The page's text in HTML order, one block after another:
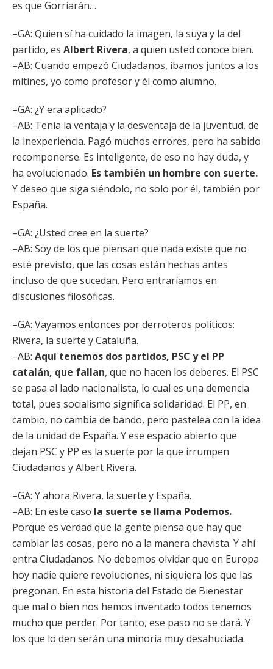
es que Gorriarán…
–GA: Quien sí ha cuidado la imagen, la suya y la del
partido, es Albert Rivera, a quien usted conoce bien.
–AB: Cuando empezó Ciudadanos, íbamos juntos a los
mítines, yo como profesor y él como alumno.
–GA: ¿Y era aplicado?
–AB: Tenía la ventaja y la desventaja de la juventud, de
la inexperiencia. Pagó muchos errores, pero ha sabido
recomponerse. Es inteligente, de eso no hay duda, y
ha evolucionado. Es también un hombre con suerte.
Y deseo que siga siéndolo, no solo por él, también por
España.
–GA: ¿Usted cree en la suerte?
–AB: Soy de los que piensan que nada existe que no
esté previsto, que las cosas están hechas antes
incluso de que sucedan. Pero entraríamos en
discusiones filosóficas.
–GA: Vayamos entonces por derroteros políticos:
Rivera, la suerte y Cataluña.
–AB: Aquí tenemos dos partidos, PSC y el PP
catalán, que fallan, que no hacen los deberes. El PSC
se pasa al lado nacionalista, lo cual es una demencia
total, pues socialismo significa solidaridad. El PP, en
cambio, no cambia de bando, pero pastelea con la idea
de la unidad de España. Y ese espacio abierto que
dejan PSC y PP es la suerte por la que irrumpen
Ciudadanos y Albert Rivera.
–GA: Y ahora Rivera, la suerte y España.
–AB: En este caso la suerte se llama Podemos.
Porque es verdad que la gente piensa que hay que
cambiar las cosas, pero no a la manera chavista. Y ahí
entra Ciudadanos. No debemos olvidar que en Europa
hoy nadie quiere revoluciones, ni siquiera los que las
pregonan. En esta historia del Estado de Bienestar
que mal o bien nos hemos inventado todos tenemos
mucho que perder. Por tanto, ese paso no se dará. Y
los que lo den serán una minoría muy desahuciada.